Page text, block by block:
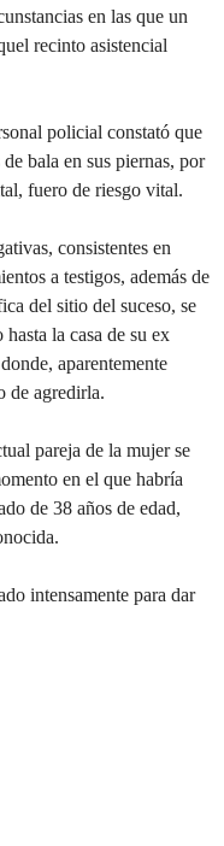
en las que un
recinto asistencial
policial constató que
bala en sus piernas, por
fuero de riesgo vital.
consistentes en
a testigos, además de
del sitio del suceso, se
la casa de su ex
aparentemente
de agredirla.
pareja de la mujer se
en el que habría
de 38 años de edad,
intensamente para dar